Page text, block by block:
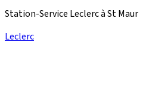
Station-Service Leclerc à St Maur
Leclerc